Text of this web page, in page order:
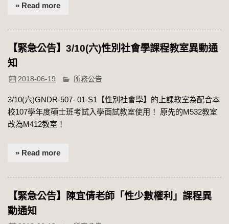
» Read more
【緊急公告】3/10(六)性別社會學課程教室異動通
知
2018-06-19 所務公告
3/10(六)GNDR-507- 01-S1【性別社會學】的上課教室為配合本
校107學年度碩士班考試入學面試教室使用！ 原先的M532教室
改為M412教室！
» Read more
【緊急公告】陳宜倩老師「性少數權利」課程異
動通知